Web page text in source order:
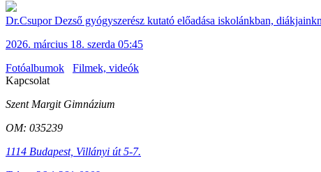
Dr.Csupor Dezső gyógyszerész kutató előadása iskolánkban,
2026. március 18. szerda 05:45
Fotóalbumok
Filmek, videók
Kapcsolat
Szent Margit Gimnázium
OM: 035239
1114 Budapest, Villányi út 5-7.